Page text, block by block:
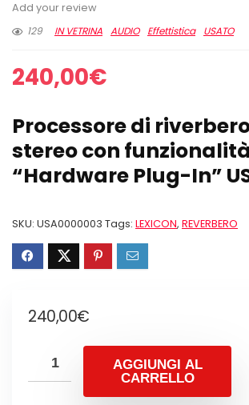
Add your review
129
IN VETRINA AUDIO Effettistica USATO
240,00€
Processore di
stereo con funzionalità
“Hardware Plug-In”
SKU: USA0000003 Tags: LEXICON, REVERBERO
240,00€
AGGIUNGI AL
CARRELLO